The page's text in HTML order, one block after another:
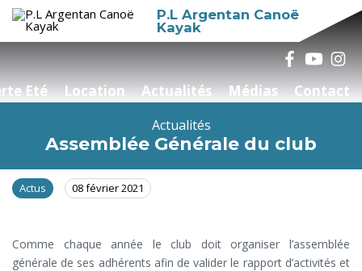
P.L Argentan Canoë
Kayak
Eté Location Actualités Médias Contact
Actualités
Assemblée Générale du club
Actus 08 février 2021
Comme chaque année le club doit organiser l’assemblée
générale de ses adhérents afin de valider le rapport d’activités et